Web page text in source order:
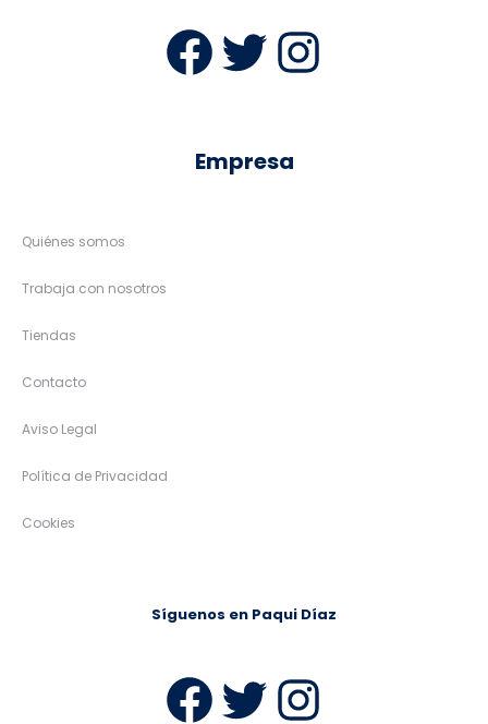
Facebook
Twitter
Empresa
Quiénes somos
Trabaja con nosotros
Tiendas
Contacto
Aviso Legal
Política de Privacidad
Cookies
Síguenos en Paqui Díaz
Facebook
Twitter